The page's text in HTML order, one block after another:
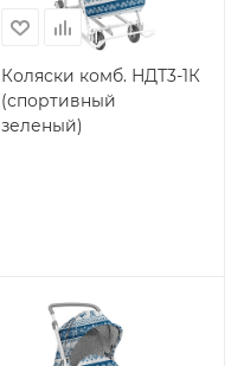
Коляски комб. НДТ3-1К
(спортивный
зеленый)